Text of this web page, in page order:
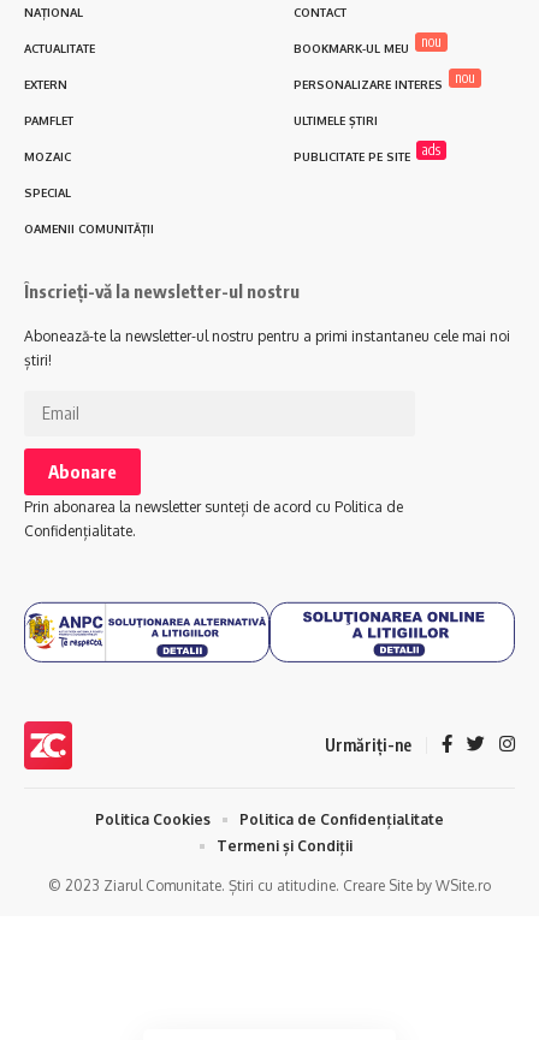
NAȚIONAL
ACTUALITATE
EXTERN
PAMFLET
MOZAIC
SPECIAL
OAMENII COMUNITĂȚII
CONTACT
BOOKMARK-UL MEU nou
PERSONALIZARE INTERES nou
ULTIMELE ȘTIRI
PUBLICITATE PE SITE ads
Înscrieți-vă la newsletter-ul nostru
Abonează-te la newsletter-ul nostru pentru a primi instantaneu cele mai noi
știri!
Prin abonarea la newsletter sunteți de acord cu Politica de
Confidențialitate.
Urmăriți-ne
© 2023 Ziarul Comunitate. Știri cu atitudine. Creare Site by WSite.ro
Politica Cookies
Politica de Confidențialitate
Termeni și Condiții